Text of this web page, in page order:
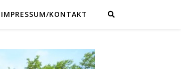
IMPRESSUM/KONTAKT